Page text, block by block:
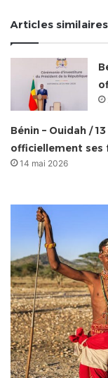
Articles similaires
Bénin – Ouidah /
officiellement ses
14 mai 2026